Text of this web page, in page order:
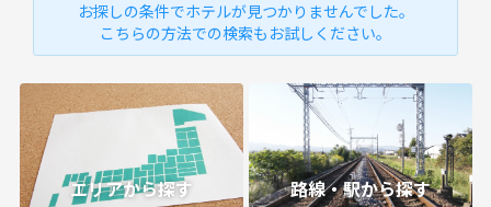
お探しの条件でホテルが見つかりませんでした。
こちらの方法での検索もお試しください。
エリアから探す 路線・駅から探す